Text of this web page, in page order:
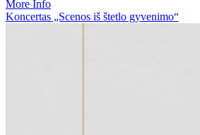
More Info
Koncertas „Scenos iš štetlo gyvenimo“